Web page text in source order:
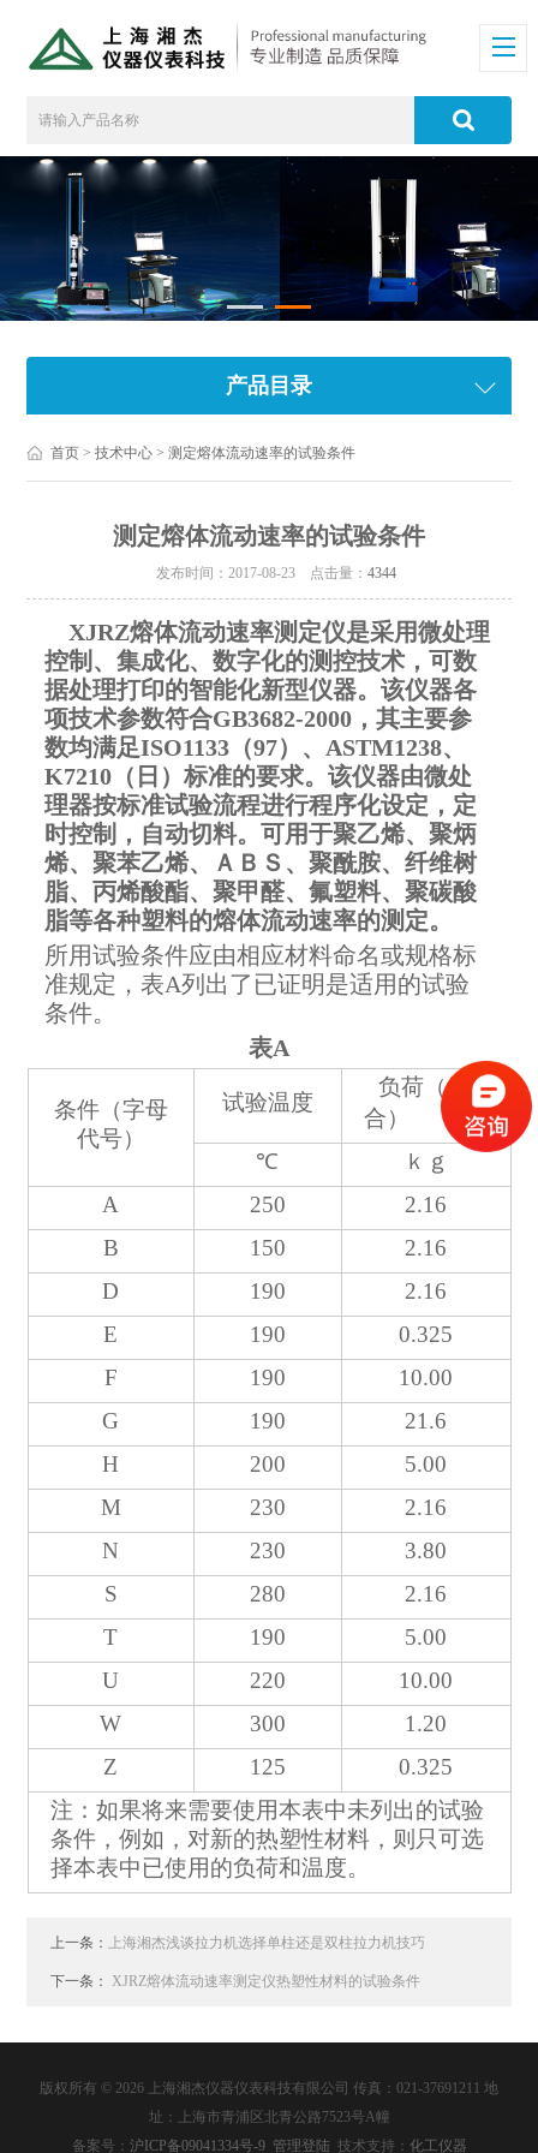
产品目录
首页 >技术中心 > 测定熔体流动速率的试验条件
测定熔体流动速率的试验条件
发布时间：2017-08-23 点击量： 4344
XJRZ熔体流动速率测定仪是采用微处理
控制、集成化、数字化的测控技术，可数
据处理打印的智能化新型仪器。该仪器各
项技术参数符合GB3682-2000 ，其主要参
数均满足ISO1133 （97）、 ASTM1238、
K7210 （日）标准的要求。该仪器由微处
理器按标准试验流程进行程序化设定，定
时控制，自动切料。可用于聚乙烯、聚炳
烯、聚苯乙烯、ＡＢＳ、聚酰胺、纤维树
脂、丙烯酸酯、聚甲醛、氟塑料、聚碳酸
脂等各种塑料的熔体流动速率的测定。
所用试验条件应由相应材料命名或规格标
准规定，表A列出了已证明是适用的试验
条件。
表A
+
条件（字母
代号）
试验温度
负荷（组
合）
℃
ｋｇ
A
250
2.16
B
150
2.16
D
190
2.16
E
190
0.325
F
190
10.00
G
190
21.6
H
200
5.00
M
230
2.16
N
230
3.80
S
280
2.16
T
190
5.00
U
220
10.00
W
300
1.20
Z
125
0.325
注：如果将来需要使用本表中未列出的试验
条件，例如，对新的热塑性材料，则只可选
择本表中已使用的负荷和温度。
上一条： 上海湘杰浅谈拉力机选择单柱还是双柱拉力机技巧
下一条：XJRZ熔体流动速率测定仪热塑性材料的试验条件
版权所有 © 2026 上海湘杰仪器仪表科技有限公司 传真：021-37691211 地
址：上海市青浦区北青公路7523号A幢
备案号： 沪ICP备09041334号-9 管理登陆 技术支持： 化工仪器